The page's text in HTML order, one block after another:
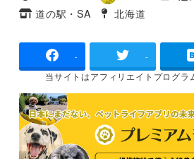
投稿日
著
者
タグ
道の駅・SA
タグ
北海道
- -
当サイトはアフィリエイトプログラ